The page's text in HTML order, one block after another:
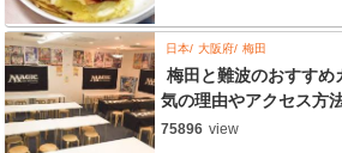
日本 大阪府 梅田
梅田と難波のおすすめ
気の理由やアクセス方
75896 view